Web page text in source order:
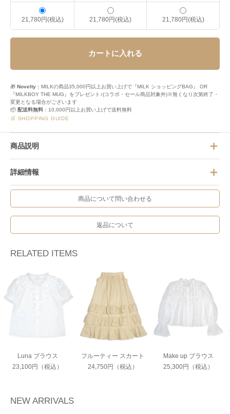
21,780円(税込) 21,780円(税込) 21,780円(税込)
カートに入れる
🎁 Novelty ：MILKの商品35,000円以上お買い上げで『MILK ショッピングBAG』 OR
『MILKBOY THE MUG』をプレゼント♪(コラボ・セール商品対象外)※無くなり次第終了・
変更となる場合がございます
📦 配送料無料 ：10,000円以上お買い上げで送料無料
🛒 SHOPPING GUIDE
商品説明
詳細情報
商品について問い合わせる
返品について
RELATED ITEMS
Luna ブラウス
23,100円（税込）
フルーティー スカート
24,750円（税込）
Make up ブラウス
25,300円（税込）
NEW ARRIVALS